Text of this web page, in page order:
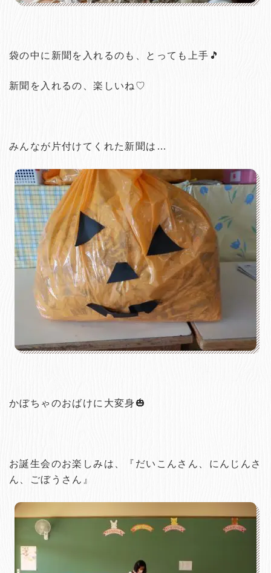
袋の中に新聞を入れるのも、とっても上手🎵
新聞を入れるの、楽しいね♡
みんなが片付けてくれた新聞は…
かぼちゃのおばけに大変身🎃
お誕生会のお楽しみは、『だいこんさん、にんじんさ
ん、ごぼうさん』